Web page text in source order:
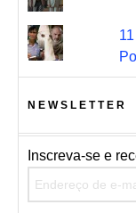
NEWSLETTER
Inscreva-se e